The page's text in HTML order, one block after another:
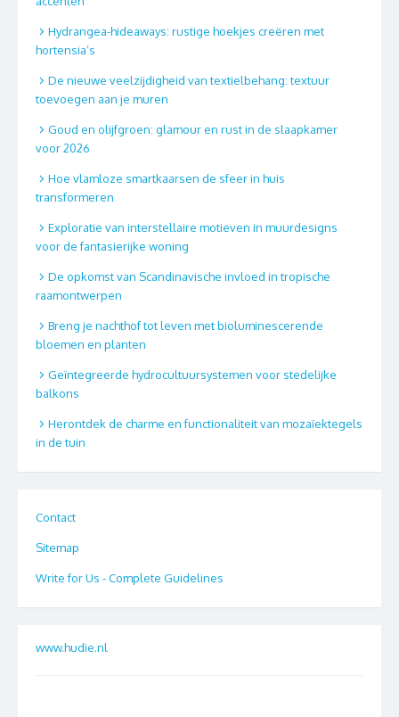
Hydrangea-hideaways: rustige hoekjes creëren met
hortensia’s
De nieuwe veelzijdigheid van textielbehang: textuur
toevoegen aan je muren
Goud en olijfgroen: glamour en rust in de slaapkamer
voor 2026
Hoe vlamloze smartkaarsen de sfeer in huis
transformeren
Exploratie van interstellaire motieven in muurdesigns
voor de fantasierijke woning
De opkomst van Scandinavische invloed in tropische
raamontwerpen
Breng je nachthof tot leven met bioluminescerende
bloemen en planten
Geïntegreerde hydrocultuursystemen voor stedelijke
balkons
Herontdek de charme en functionaliteit van mozaïektegels
in de tuin
Contact
Sitemap
Write for Us - Complete Guidelines
www.hudie.nl